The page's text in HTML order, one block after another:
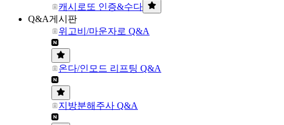
캐시로또 인증&수다
Q&A게시판
위고비/마운자로 Q&A
온다/인모드 리프팅 Q&A
지방분해주사 Q&A